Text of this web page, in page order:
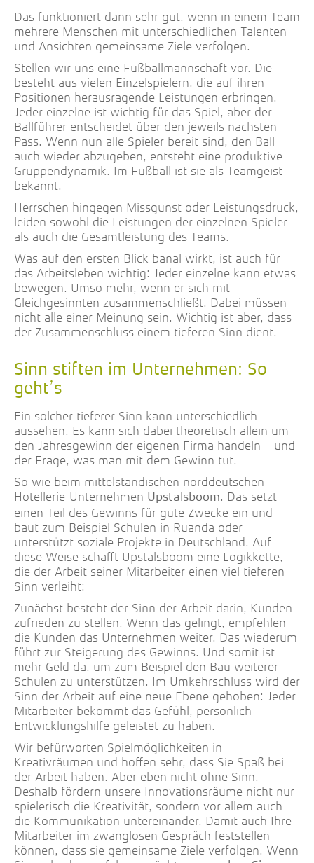
Das funktioniert dann sehr gut, wenn in einem Team
mehrere Menschen mit unterschiedlichen Talenten
und Ansichten gemeinsame Ziele verfolgen.
Stellen wir uns eine Fußballmannschaft vor. Die
besteht aus vielen Einzelspielern, die auf ihren
Positionen herausragende Leistungen erbringen.
Jeder einzelne ist wichtig für das Spiel, aber der
Ballführer entscheidet über den jeweils nächsten
Pass. Wenn nun alle Spieler bereit sind, den Ball
auch wieder abzugeben, entsteht eine produktive
Gruppendynamik. Im Fußball ist sie als Teamgeist
bekannt.
Herrschen hingegen Missgunst oder Leistungsdruck,
leiden sowohl die Leistungen der einzelnen Spieler
als auch die Gesamtleistung des Teams.
Was auf den ersten Blick banal wirkt, ist auch für
das Arbeitsleben wichtig: Jeder einzelne kann etwas
bewegen. Umso mehr, wenn er sich mit
Gleichgesinnten zusammenschließt. Dabei müssen
nicht alle einer Meinung sein. Wichtig ist aber, dass
der Zusammenschluss einem tieferen Sinn dient.
Sinn stiften im Unternehmen: So
geht’s
Ein solcher tieferer Sinn kann unterschiedlich
aussehen. Es kann sich dabei theoretisch allein um
den Jahresgewinn der eigenen Firma handeln – und
der Frage, was man mit dem Gewinn tut.
So wie beim mittelständischen norddeutschen
Hotellerie-Unternehmen Upstalsboom. Das setzt
einen Teil des Gewinns für gute Zwecke ein und
baut zum Beispiel Schulen in Ruanda oder
unterstützt soziale Projekte in Deutschland. Auf
diese Weise schafft Upstalsboom eine Logikkette,
die der Arbeit seiner Mitarbeiter einen viel tieferen
Sinn verleiht:
Zunächst besteht der Sinn der Arbeit darin, Kunden
zufrieden zu stellen. Wenn das gelingt, empfehlen
die Kunden das Unternehmen weiter. Das wiederum
führt zur Steigerung des Gewinns. Und somit ist
mehr Geld da, um zum Beispiel den Bau weiterer
Schulen zu unterstützen. Im Umkehrschluss wird der
Sinn der Arbeit auf eine neue Ebene gehoben: Jeder
Mitarbeiter bekommt das Gefühl, persönlich
Entwicklungshilfe geleistet zu haben.
Wir befürworten Spielmöglichkeiten in
Kreativräumen und hoffen sehr, dass Sie Spaß bei
der Arbeit haben. Aber eben nicht ohne Sinn.
Deshalb fördern unsere Innovationsräume nicht nur
spielerisch die Kreativität, sondern vor allem auch
die Kommunikation untereinander. Damit auch Ihre
Mitarbeiter im zwanglosen Gespräch feststellen
können, dass sie gemeinsame Ziele verfolgen. Wenn